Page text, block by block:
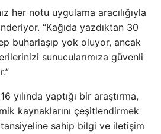
her notu uygulama aracılığıyla
“Kağıda yazdıktan 30
buharlaşıp yok oluyor, ancak
sunucularımıza güvenli
yılında yaptığı bir araştırma,
kaynaklarını çeşitlendirmek
sahip bilgi ve iletişim